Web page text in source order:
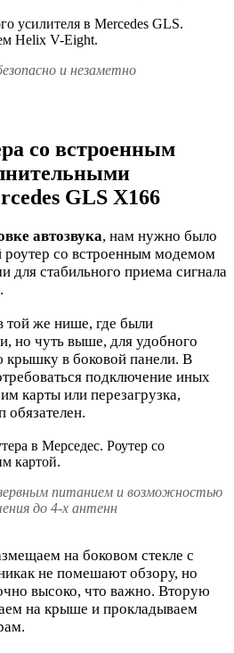
и незаметно
со встроенным
GLS X166
автозвука, нам нужно было
роутер со встроенным модемом
для стабильного приема сигнала
той же нише, где были
но чуть выше, для удобного
крышку в боковой панели. В
подключение иных
карты или перезагрузка,
обязателен.
питанием и возможностью
до 4-х антенн
на боковом стекле с
не помешают обзору, но
высоко, что важно. Вторую
на крыше и прокладываем